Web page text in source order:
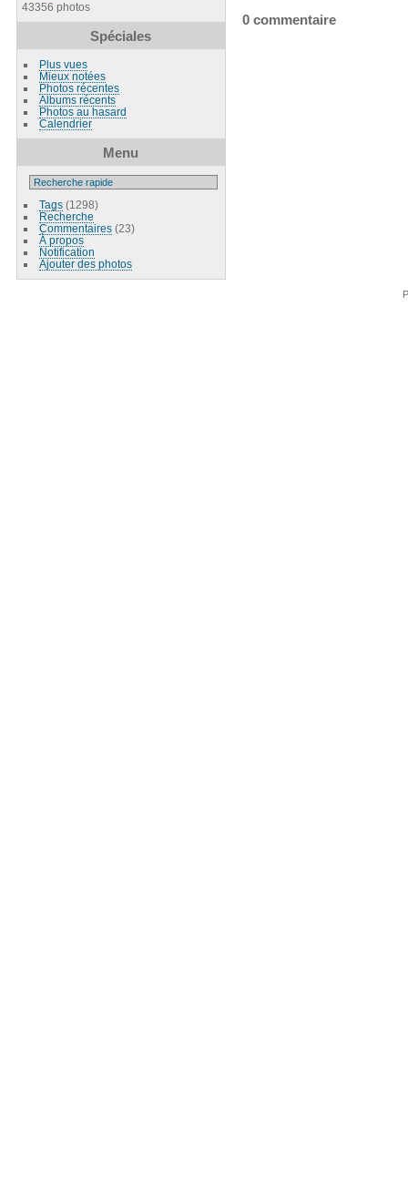
43356 photos
Spéciales
Plus vues
Mieux notées
Photos récentes
Albums récents
Photos au hasard
Calendrier
Menu
Tags(1298)
Recherche
Commentaires(23)
À propos
Notification
Ajouter des photos
0 commentaire